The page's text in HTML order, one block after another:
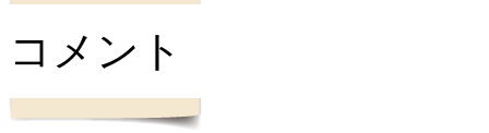
コメント